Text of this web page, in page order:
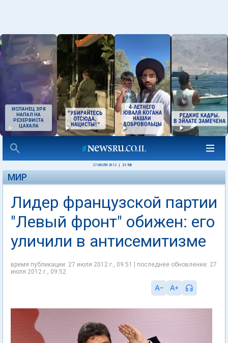
ИСПАНЕЦ ЗРЯ
НАПАЛ НА
РЕЗЕРВИСТА
ЦАХАЛА
27 ИЮЛЯ 2012 21:58
МИР
Лидер французской партии
"Левый фронт" обижен: его
уличили в антисемитизме
время публикации: 27 июля 2012 г., 09:51 | последнее обновление: 27
июля 2012 г., 09:52